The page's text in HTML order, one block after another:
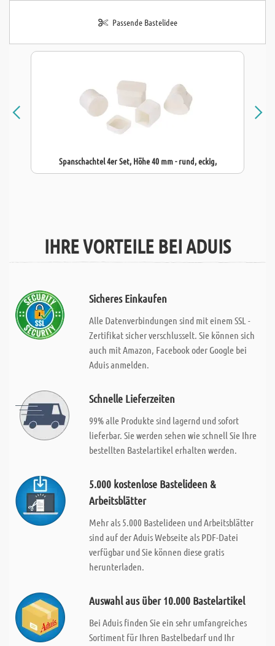
Passende Bastelidee
Spanschachtel 4er Set, Höhe 40 mm - rund, eckig,
IHRE VORTEILE BEI ADUIS
Sicheres Einkaufen
Alle Datenverbindungen sind mit einem SSL -
Zertifikat sicher verschlusselt. Sie können sich
auch mit Amazon, Facebook oder Google bei
Aduis anmelden.
Schnelle Lieferzeiten
99% alle Produkte sind lagernd und sofort
lieferbar. Sie werden sehen wie schnell Sie Ihre
bestellten Bastelartikel erhalten werden.
5.000 kostenlose Bastelideen &
Arbeitsblätter
Mehr als 5.000 Bastelideen und Arbeitsblätter
sind auf der Aduis Webseite als PDF-Datei
verfügbar und Sie können diese gratis
herunterladen.
Auswahl aus über 10.000 Bastelartikel
Bei Aduis finden Sie ein sehr umfangreiches
Sortiment für Ihren Bastelbedarf und Ihr